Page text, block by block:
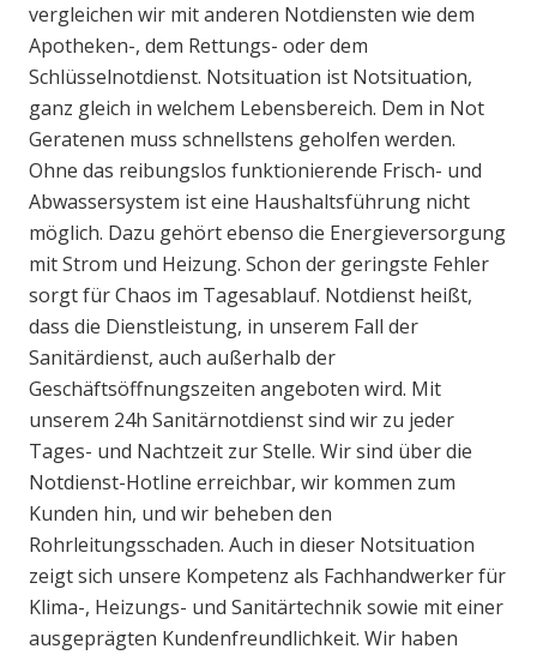
vergleichen wir mit anderen Notdiensten wie dem
Apotheken-, dem Rettungs- oder dem
Schlüsselnotdienst. Notsituation ist Notsituation,
ganz gleich in welchem Lebensbereich. Dem in Not
Geratenen muss schnellstens geholfen werden.
Ohne das reibungslos funktionierende Frisch- und
Abwassersystem ist eine Haushaltsführung nicht
möglich. Dazu gehört ebenso die Energieversorgung
mit Strom und Heizung. Schon der geringste Fehler
sorgt für Chaos im Tagesablauf. Notdienst heißt,
dass die Dienstleistung, in unserem Fall der
Sanitärdienst, auch außerhalb der
Geschäftsöffnungszeiten angeboten wird. Mit
unserem 24h Sanitärnotdienst sind wir zu jeder
Tages- und Nachtzeit zur Stelle. Wir sind über die
Notdienst-Hotline erreichbar, wir kommen zum
Kunden hin, und wir beheben den
Rohrleitungsschaden. Auch in dieser Notsituation
zeigt sich unsere Kompetenz als Fachhandwerker für
Klima-, Heizungs- und Sanitärtechnik sowie mit einer
ausgeprägten Kundenfreundlichkeit. Wir haben